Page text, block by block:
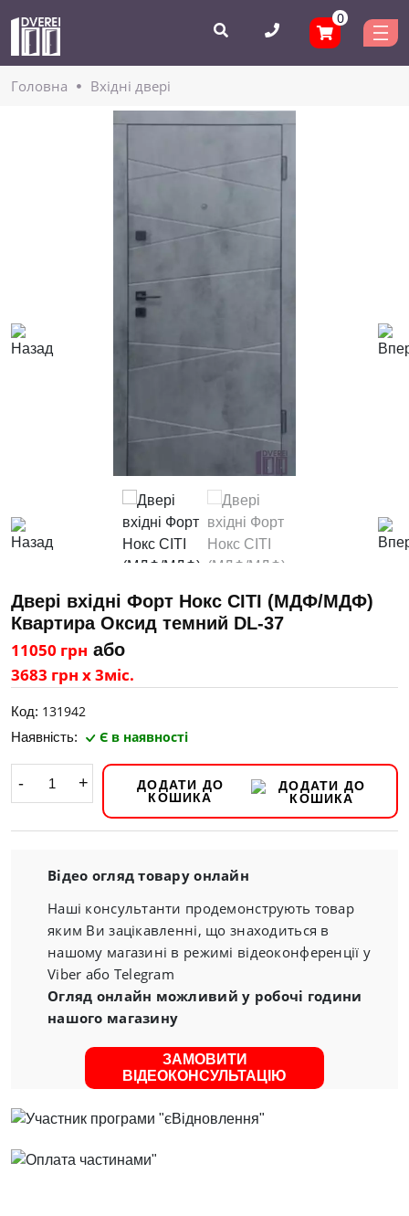
0
Головнa Вхідні двері
Двері вхідні Форт Нокс СІТІ (МДФ/МДФ)
Квартира Оксид темний DL-37
11050 грн або
3683 грн х 3міс.
Код: 131942
Наявність: Є в наявності
- +
ДОДАТИ ДО
КОШИКА
Відео огляд товару онлайн
Наші консультанти продемонструють товар
яким Ви зацікавленні, що знаходиться в
нашому магазині в режимі відеоконференції у
Viber або Telegram
Огляд онлайн можливий у робочі години
нашого магазину
ЗАМОВИТИ
ВІДЕОКОНСУЛЬТАЦІЮ